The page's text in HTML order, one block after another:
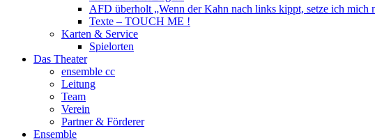
AFD überholt „Wenn der Kahn nach links kippt, setze ich mich
Texte – TOUCH ME !
Karten & Service
Spielorten
Das Theater
ensemble cc
Leitung
Team
Verein
Partner & Förderer
Ensemble